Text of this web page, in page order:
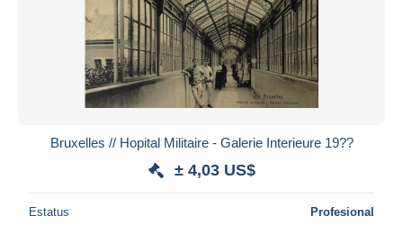
Bruxelles // Hopital Militaire - Galerie Interieure 19??
± 4,03 US$
Estatus Profesional